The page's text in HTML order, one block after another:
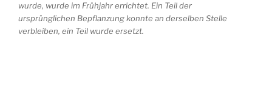
wurde, wurde im Frühjahr errichtet. Ein Teil der
ursprünglichen Bepflanzung konnte an derselben Stelle
verbleiben, ein Teil wurde ersetzt.